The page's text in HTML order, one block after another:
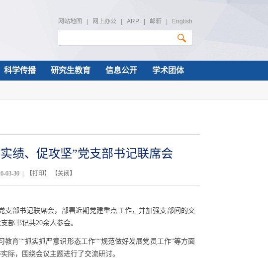
网站地图 网上办公| ARP| 邮箱 English
科学传播 研究生教育 信息公开 学术团体
绩、促攻坚”党支部书记联席会
03-30 | 【打印】 【关闭 】
支部书记联席会，部署近期党建重点工作，并加强支部间的交
部书记共20余人参会。
育”“抓实抓严意识形态工作”“规范做好发展党员工作”等方面
际，围绕会议主题进行了交流研讨。